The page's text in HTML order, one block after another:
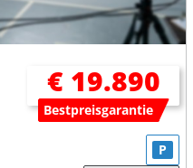
€ 19.890
Bestpreisgarantie
P